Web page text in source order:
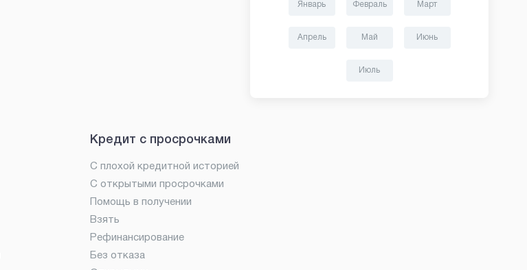
Январь Февраль Март
Апрель Май Июнь
Июль
Кредит с просрочками
С плохой кредитной историей
С открытыми просрочками
Помощь в получении
Взять
Рефинансирование
Без отказа